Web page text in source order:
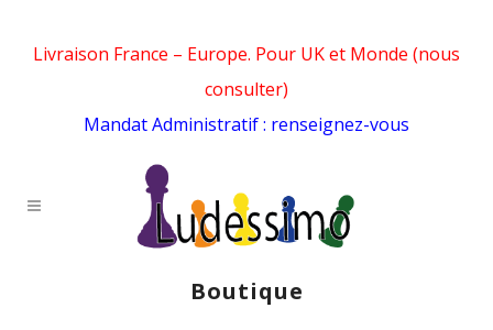
Livraison France – Europe. Pour UK et Monde (nous
consulter)
Mandat Administratif : renseignez-vous
Boutique